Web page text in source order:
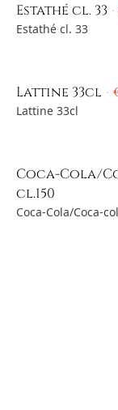
Estathé cl. 33
Estathé cl. 33
Lattine 33cl
Lattine 33cl
Coca-Cola/
cl.150
Coca-Cola/Coca-